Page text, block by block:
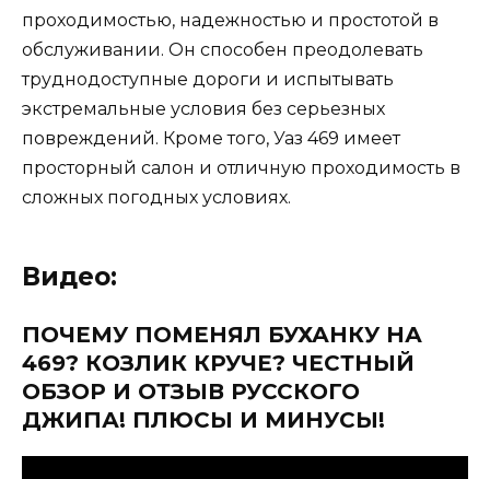
проходимостью, надежностью и простотой в
обслуживании. Он способен преодолевать
труднодоступные дороги и испытывать
экстремальные условия без серьезных
повреждений. Кроме того, Уаз 469 имеет
просторный салон и отличную проходимость в
сложных погодных условиях.
Видео:
ПОЧЕМУ ПОМЕНЯЛ БУХАНКУ НА
469? КОЗЛИК КРУЧЕ? ЧЕСТНЫЙ
ОБЗОР И ОТЗЫВ РУССКОГО
ДЖИПА! ПЛЮСЫ И МИНУСЫ!